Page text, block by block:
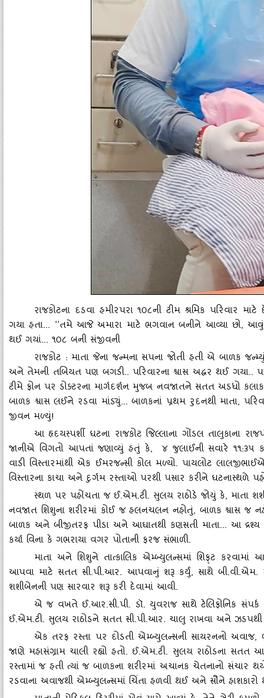
રાજકોટના દડવા હમીરપરા ૧૦૮ની ટીમ શ્રમિક પરિવાર
ગયા હતા... ‘‘તમે આજે અમારા માટે ભગવાન બનીને આવ્‍યા છો,
થઈ ગયાં... ૧૦૮ બની સંજીવની
રાજકોટ : માતા જેના જન્‍મના સપના જોતી હતી એ બાળક
અને તેમની તબિયત પણ બગડી.. પરિવારના શ્વાસ અદ્ધર થઈ ગયા..
ટીમે ફોન પર ડોક્‍ટરના માર્ગદર્શન મુજબ નવજાતને સતત અડધો
બાળક શ્વાસ લઈને રડવા માંડ્‍યું... બાળકનાં પ્રથમ રુદનથી માતા,
જીવન મળ્‍યું!
આ હૃદયસ્‍પર્શી ઘટના રાજકોટ જિલ્લાના ગોંડલ તાલુકાના
જાનીએ વિગતો આપતાં જણાવ્‍યું હતું કે, ૪ જુલાઈની સવારે ૧૧:૩૫
વાડી વિસ્‍તારમાંથી એક ઈમરજન્‍સી કોલ મળ્‍યો. પાયલોટ
વિસ્‍તારના કાચા અને દુર્ગમ રસ્‍તાઓ પરથી પસાર કરીને ઘટનાસ્‍થળે
સ્‍થળ પર પહોંચતા જ ઈ.એમ.ટી. સુલય રાઠોડે જોયું કે, માતા
નવજાત શિશુના શરીરમાં કોઈ જ હલનચલન નહોતું, બાળક શ્વાસ જ
બાળક અને બીજીતરફ પીડા અને આઘાતથી કણસતી માતા... આ
કર્યા વિના કે ગભરાયા વગર પોતાની ફરજ સંભાળી.
માતા અને શિશુને તાત્‍કાલિક એમ્‍બ્‍યુલન્‍સમાં શિફ્‌ટ કરવામાં
આપવા માટે સતત સી.પી.આર. આપવાનું શરૂ કર્યું, સાથે બી.વી.એમ.
શશીબેનની પણ સારવાર શરૂ કરી દેવામાં આવી.
એ જ વખતે ઈ.આર.સી.પી. ડૉ. યુવરાજ સાથે ટેલિફોનિક સંપર્ક
ઈ.એમ.ટી. સુલય રાઠોડને સતત સી.પી.આર. ચાલુ રાખવા અને ઝડપથી
એક તરફ રસ્‍તા પર દોડતી એમ્‍બ્‍યુલન્‍સની સાયરનનો અવાજ,
જાણે મહાસંગ્રામ ચાલી રહ્યો હતો. ઈ.એમ.ટી. સુલય રાઠોડના
રસ્‍તામાં જ હતી ત્‍યાં જ બાળકના શરીરમાં અચાનક ચેતનાનો સંચાર
રડવાના અવાજથી એમ્‍બ્‍યુલન્‍સમાં ચિંતા હળવી થઈ અને સૌને હાશકારો